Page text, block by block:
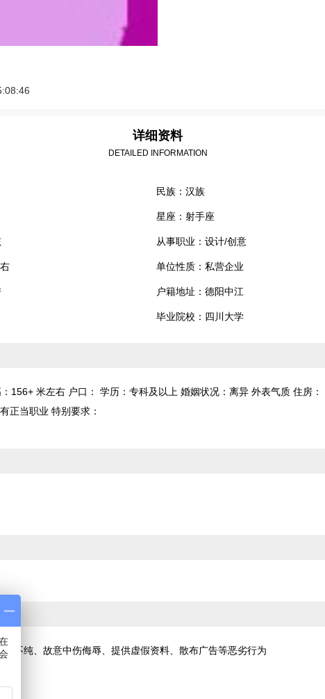
详细资料
DETAILED INFORMATION
民族：汉族
星座：射手座
从事职业：设计/创意
单位性质：私营企业
户籍地址：德阳中江
毕业院校：四川大学
156+ 米左右 户口： 学历：专科及以上 婚姻状况：离异 外表气质 住房
正当职业 特别要求：
不纯、故意中伤侮辱、提供虚假资料、散布广告等恶劣行为